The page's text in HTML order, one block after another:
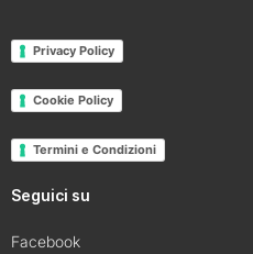
Privacy Policy
Cookie Policy
Termini e Condizioni
Seguici su
Facebook